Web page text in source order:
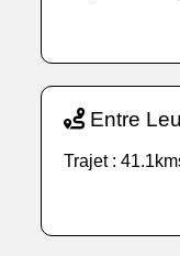
Entre
Trajet :